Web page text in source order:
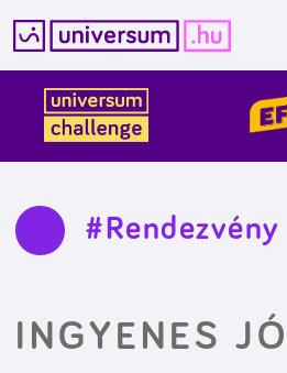
tartalomba
#Rendezvény
INGYENES